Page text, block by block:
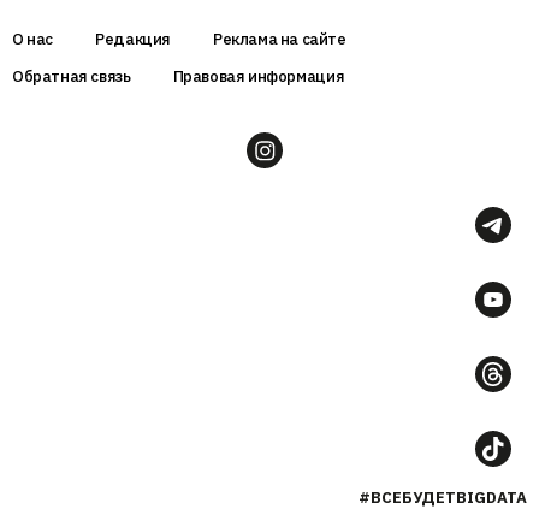
О нас Редакция
Реклама на сайте
Обратная связь
Правовая информация
#ВСЕБУДЕТBIGDATA